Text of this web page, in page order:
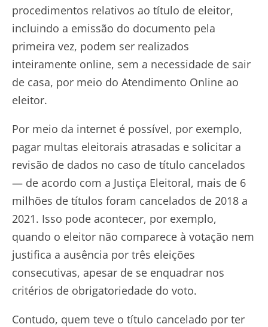
procedimentos relativos ao título de eleitor,
incluindo a emissão do documento pela
primeira vez, podem ser realizados
inteiramente online, sem a necessidade de sair
de casa, por meio do Atendimento Online ao
eleitor.
Por meio da internet é possível, por exemplo,
pagar multas eleitorais atrasadas e solicitar a
revisão de dados no caso de título cancelados
— de acordo com a Justiça Eleitoral, mais de 6
milhões de títulos foram cancelados de 2018 a
2021. Isso pode acontecer, por exemplo,
quando o eleitor não comparece à votação nem
justifica a ausência por três eleições
consecutivas, apesar de se enquadrar nos
critérios de obrigatoriedade do voto.
Contudo, quem teve o título cancelado por ter